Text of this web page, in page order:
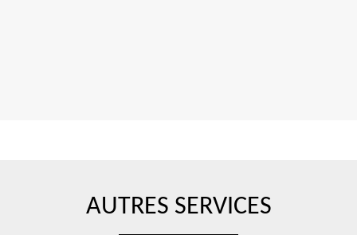
AUTRES SERVICES